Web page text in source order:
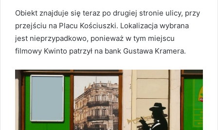
Obiekt znajduje się teraz po drugiej stronie ulicy, przy
przejściu na Placu Kościuszki. Lokalizacja wybrana
jest nieprzypadkowo, ponieważ w tym miejscu
filmowy Kwinto patrzył na bank Gustawa Kramera.